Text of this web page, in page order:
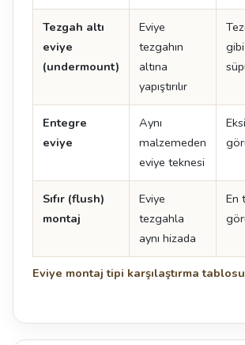
Eviye montaj tipi karşılaştırma tablosu
Tezgah altı
eviye
(undermount)
Eviye
tezgahın
altına
yapıştırılır
Entegre
eviye
Aynı
malzemeden
eviye teknesi
Sıfır (flush)
montaj
Eviye
tezgahla
aynı hizada
En